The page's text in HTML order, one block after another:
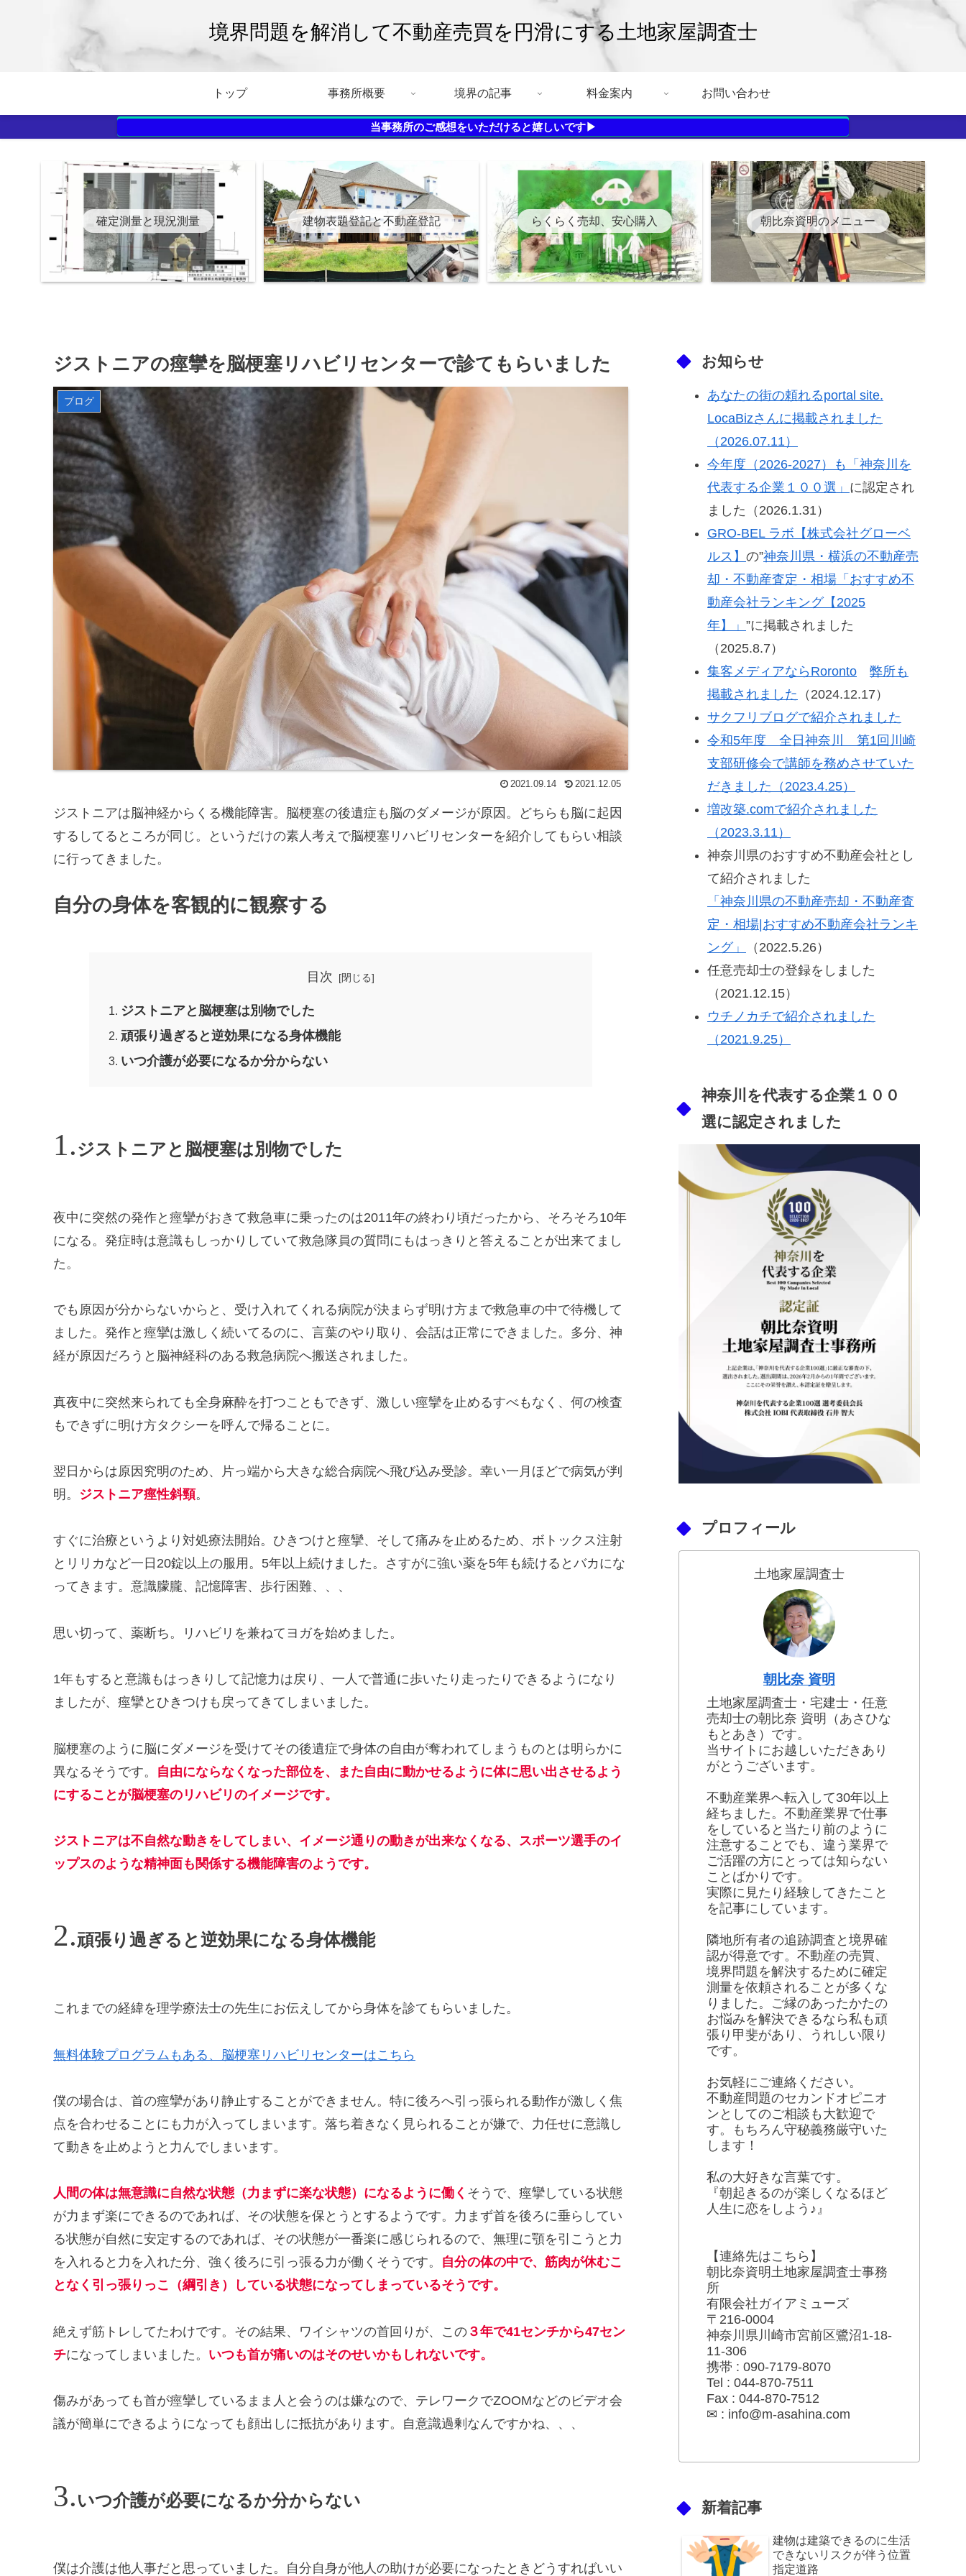
境界問題を解消して不動産売買を円滑にする土地家屋調査士
トップ 事務所概要 境界の記事 料金案内 お問い合わせ
当事務所のご感想をいただけると嬉しいです▶
確定測量と現況測量 建物表題登記と不動産登記 らくらく売却、安心購入 朝比奈資明のメニュー
ジストニアの痙攣を脳梗塞リハビリセンターで診てもらいました
ブログ
2021.09.14 2021.12.05
ジストニアは脳神経からくる機能障害。脳梗塞の後遺症も脳のダメージが原因。どちらも脳に起因
するしてるところが同じ。というだけの素人考えで脳梗塞リハビリセンターを紹介してもらい相談
に行ってきました。
自分の身体を客観的に観察する
目次
ジストニアと脳梗塞は別物でした
頑張り過ぎると逆効果になる身体機能
いつ介護が必要になるか分からない
ジストニアと脳梗塞は別物でした
夜中に突然の発作と痙攣がおきて救急車に乗ったのは2011年の終わり頃だったから、そろそろ10年
になる。発症時は意識もしっかりしていて救急隊員の質問にもはっきりと答えることが出来てまし
た。
でも原因が分からないからと、受け入れてくれる病院が決まらず明け方まで救急車の中で待機して
ました。発作と痙攣は激しく続いてるのに、言葉のやり取り、会話は正常にできました。多分、神
経が原因だろうと脳神経科のある救急病院へ搬送されました。
真夜中に突然来られても全身麻酔を打つこともできず、激しい痙攣を止めるすべもなく、何の検査
もできずに明け方タクシーを呼んで帰ることに。
翌日からは原因究明のため、片っ端から大きな総合病院へ飛び込み受診。幸い一月ほどで病気が判
明。 ジストニア痙性斜頸。
すぐに治療というより対処療法開始。ひきつけと痙攣、そして痛みを止めるため、ボトックス注射
とリリカなど一日20錠以上の服用。5年以上続けました。さすがに強い薬を5年も続けるとバカにな
ってきます。意識朦朧、記憶障害、歩行困難、、、
思い切って、薬断ち。リハビリを兼ねてヨガを始めました。
1年もすると意識もはっきりして記憶力は戻り、一人で普通に歩いたり走ったりできるようになり
ましたが、痙攣とひきつけも戻ってきてしまいました。
脳梗塞のように脳にダメージを受けてその後遺症で身体の自由が奪われてしまうものとは明らかに
異なるそうです。 自由にならなくなった部位を、また自由に動かせるように体に思い出させるよう
にすることが脳梗塞のリハビリのイメージです。
ジストニアは不自然な動きをしてしまい、イメージ通りの動きが出来なくなる、スポーツ選手のイ
ップスのような精神面も関係する機能障害のようです。
頑張り過ぎると逆効果になる身体機能
これまでの経緯を理学療法士の先生にお伝えしてから身体を診てもらいました。
無料体験プログラムもある、脳梗塞リハビリセンターはこちら
僕の場合は、首の痙攣があり静止することができません。特に後ろへ引っ張られる動作が激しく焦
点を合わせることにも力が入ってしまいます。落ち着きなく見られることが嫌で、力任せに意識し
て動きを止めようと力んでしまいます。
人間の体は無意識に自然な状態（力まずに楽な状態）になるように働く そうで、痙攣している状態
が力まず楽にできるのであれば、その状態を保とうとするようです。力まず首を後ろに垂らしてい
る状態が自然に安定するのであれば、その状態が一番楽に感じられるので、無理に顎を引こうと力
を入れると力を入れた分、強く後ろに引っ張る力が働くそうです。 自分の体の中で、筋肉が休むこ
となく引っ張りっこ（綱引き）している状態になってしまっているそうです。
絶えず筋トレしてたわけです。その結果、ワイシャツの首回りが、この ３年で41センチから47セン
チになってしまいました。 いつも首が痛いのはそのせいかもしれないです。
傷みがあっても首が痙攣しているまま人と会うのは嫌なので、テレワークでZOOMなどのビデオ会
議が簡単にできるようになっても顔出しに抵抗があります。自意識過剰なんですかね、、、
いつ介護が必要になるか分からない
僕は介護は他人事だと思っていました。自分自身が他人の助けが必要になったときどうすればいい
お知らせ
あなたの街の頼れるportal site.
LocaBizさんに掲載されました
（2026.07.11）
今年度（2026-2027）も「神奈川を
代表する企業１００選」 に認定され
ました（2026.1.31）
GRO-BEL ラボ【株式会社グローベ
ルス】 の”神奈川県・横浜の不動産売
却・不動産査定・相場「おすすめ不
動産会社ランキング【2025
年】」 ”に掲載されました
（2025.8.7）
集客メディアならRoronto
弊所も
掲載されました （2024.12.17）
サクフリブログで紹介されました
令和5年度 全日神奈川 第1回川崎
支部研修会で講師を務めさせていた
だきました（2023.4.25）
増改築.comで紹介されました
（2023.3.11）
神奈川県のおすすめ不動産会社とし
て紹介されました
「神奈川県の不動産売却・不動産査
定・相場|おすすめ不動産会社ランキ
ング」
（2022.5.26）
任意売却士の登録をしました
（2021.12.15）
ウチノカチで紹介されました
（2021.9.25）
神奈川を代表する企業１００
選に認定されました
プロフィール
土地家屋調査士
朝比奈 資明
土地家屋調査士・宅建士・任意
売却士の朝比奈 資明（あさひな
もとあき）です。
当サイトにお越しいただきあり
がとうございます。
不動産業界へ転入して30年以上
経ちました。不動産業界で仕事
をしていると当たり前のように
注意することでも、違う業界で
ご活躍の方にとっては知らない
ことばかりです。
実際に見たり経験してきたこと
を記事にしています。
隣地所有者の追跡調査と境界確
認が得意です。不動産の売買、
境界問題を解決するために確定
測量を依頼されることが多くな
りました。ご縁のあったかたの
お悩みを解決できるなら私も頑
張り甲斐があり、うれしい限り
です。
お気軽にご連絡ください。
不動産問題のセカンドオピニオ
ンとしてのご相談も大歓迎で
す。もちろん守秘義務厳守いた
します！
私の大好きな言葉です。
『朝起きるのが楽しくなるほど
人生に恋をしよう♪』
【連絡先はこちら】
朝比奈資明土地家屋調査士事務
所
有限会社ガイアミューズ
〒216-0004
神奈川県川崎市宮前区鷺沼1-18-
11-306
携帯 : 090-7179-8070
Tel : 044-870-7511
Fax : 044-870-7512
✉ : info@m-asahina.com
新着記事
建物は建築できるのに生活
できないリスクが伴う位置
指定道路